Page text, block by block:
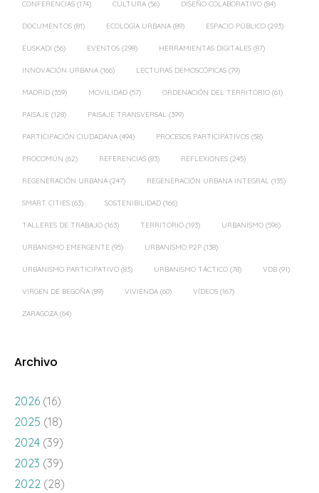
CONFERENCIAS (174) CULTURA (56) DISEÑO COLABORATIVO (84)
DOCUMENTOS (81) ECOLOGÍA URBANA (89) ESPACIO PÚBLICO (293)
EUSKADI (56) EVENTOS (298) HERRAMIENTAS DIGITALES (87)
INNOVACIÓN URBANA (166) LECTURAS DEMOSCÓPICAS (79)
MADRID (359) MOVILIDAD (57) ORDENACIÓN DEL TERRITORIO (61)
PAISAJE (128) PAISAJE TRANSVERSAL (399)
PARTICIPACIÓN CIUDADANA (494) PROCESOS PARTICIPATIVOS (58)
PROCOMÚN (62) REFERENCIAS (83) REFLEXIONES (245)
REGENERACIÓN URBANA (247) REGENERACIÓN URBANA INTEGRAL (135)
SMART CITIES (63) SOSTENIBILIDAD (166)
TALLERES DE TRABAJO (163) TERRITORIO (193) URBANISMO (596)
URBANISMO EMERGENTE (95) URBANISMO P2P (138)
URBANISMO PARTICIPATIVO (83) URBANISMO TÁCTICO (78) VDB (91)
VIRGEN DE BEGOÑA (89) VIVIENDA (60) VÍDEOS (167)
ZARAGOZA (64)
Archivo
2026 (16)
2025 (18)
2024 (39)
2023 (39)
2022 (28)